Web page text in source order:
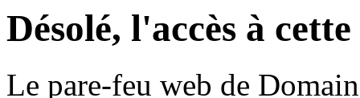
Désolé, l'accès à
Le pare-feu web de